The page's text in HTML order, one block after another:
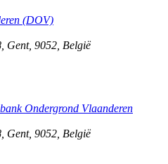
(DOV)
Gent, 9052 België
Ondergrond Vlaanderen
Gent, 9052 België